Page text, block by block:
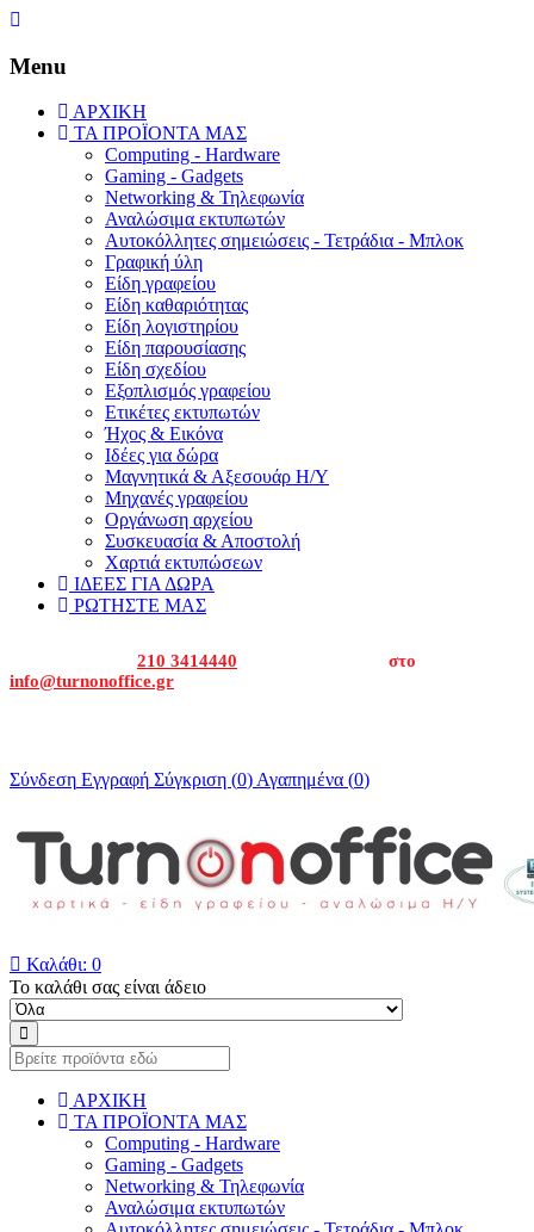
Menu
ΑΡΧΙΚΗ
ΤΑ ΠΡΟΪΟΝΤΑ ΜΑΣ
Computing - Hardware
Gaming - Gadgets
Networking & Τηλεφωνία
Αναλώσιμα εκτυπωτών
Aυτοκόλλητες σημειώσεις - Τετράδια - Μπλοκ
Γραφική ύλη
Είδη γραφείου
Είδη καθαριότητας
Είδη λογιστηρίου
Είδη παρουσίασης
Είδη σχεδίου
Εξοπλισμός γραφείου
Ετικέτες εκτυπωτών
Ήχος & Εικόνα
Ιδέες για δώρα
Μαγνητικά & Αξεσουάρ Η/Υ
Μηχανές γραφείου
Οργάνωση αρχείου
Συσκευασία & Αποστολή
Χαρτιά εκτυπώσεων
ΙΔΕΕΣ ΓΙΑ ΔΩΡΑ
ΡΩΤΗΣΤΕ ΜΑΣ
210 3414440
στο
info@turnonoffice.gr
Σύνδεση Εγγραφή Σύγκριση (0)Αγαπημένα (0)
 Καλάθι: 0
Το καλάθι σας είναι άδειο
ΑΡΧΙΚΗ
ΤΑ ΠΡΟΪΟΝΤΑ ΜΑΣ
Computing - Hardware
Gaming - Gadgets
Networking & Τηλεφωνία
Αναλώσιμα εκτυπωτών